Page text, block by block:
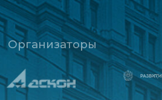
Организаторы